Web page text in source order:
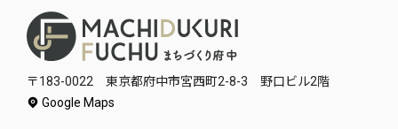
〒183-0022 東京都府中市宮西町2-8-3 野口ビル2階
Google Maps